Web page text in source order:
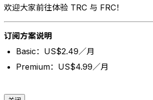
欢迎大家前往体验 TRC 与 FRC！
订阅方案说明
Basic：US$2.49／月
Premium：US$4.99／月